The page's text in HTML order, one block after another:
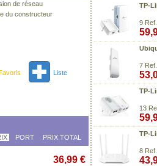
de réseau
du constructeur
Liste
PORT PRIX TOTAL
36,99 €
TP-
9 Ref.
7 Ref.
TP-
13
TP-
8 Ref.